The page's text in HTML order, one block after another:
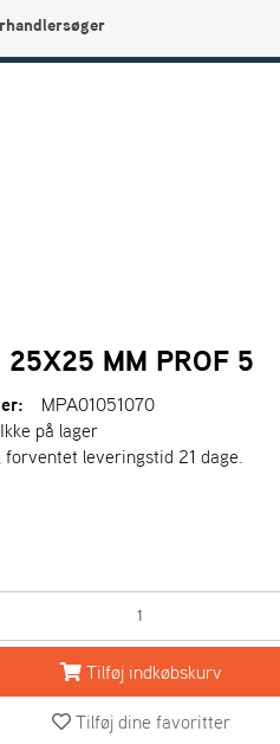
25X25 MM PROF 5
MPA01051070
Ikke på lager
leveringstid 21 dage.
Tilføj indkøbskurv
Tilføj dine favoritter